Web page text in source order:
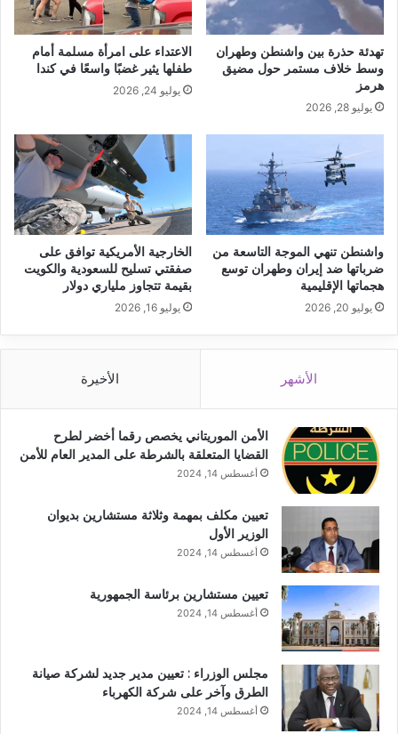
تهدئة حذرة بين واشنطن وطهران
وسط خلاف مستمر حول مضيق
هرمز
يوليو 28, 2026
الاعتداء على امرأة مسلمة أمام
طفلها يثير غضبًا واسعًا في كندا
يوليو 24, 2026
واشنطن تنهي الموجة التاسعة من
ضرباتها ضد إيران وطهران توسع
هجماتها الإقليمية
يوليو 20, 2026
الخارجية الأمريكية توافق على
صفقتي تسليح للسعودية والكويت
بقيمة تتجاوز ملياري دولار
يوليو 16, 2026
الأشهر الأخيرة
الأمن الموريتاني يخصص رقما أخضر لطرح
القضايا المتعلقة بالشرطة على المدير العام للأمن
أغسطس 14, 2024
تعيين مكلف بمهمة وثلاثة مستشارين بديوان
الوزير الأول
أغسطس 14, 2024
تعيين مستشارين برئاسة الجمهورية
أغسطس 14, 2024
مجلس الوزراء : تعيين مدير جديد لشركة صيانة
الطرق وآخر على شركة الكهرباء
أغسطس 14, 2024